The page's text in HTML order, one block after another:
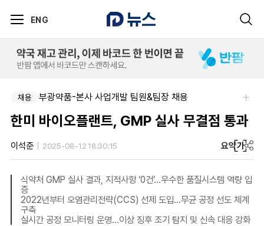
ENG
채용 부광약품-본사 사업개발 팀원&팀장 채용
한미 바이오플랜트, GMP 실사 무결점 통과
이석준 2025-08-12 18:30:15 요약가
식약처 GMP 실사 결과, 지적사항 ‘0건’…우수한 품질시스템 역량 입
증
2022년부터 오염관리전략(CCS) 선제 도입…무균 공정 선도 체계
구축
실시간 공정 모니터링 운영…이상 징후 조기 탐지 및 신속 대응 강화